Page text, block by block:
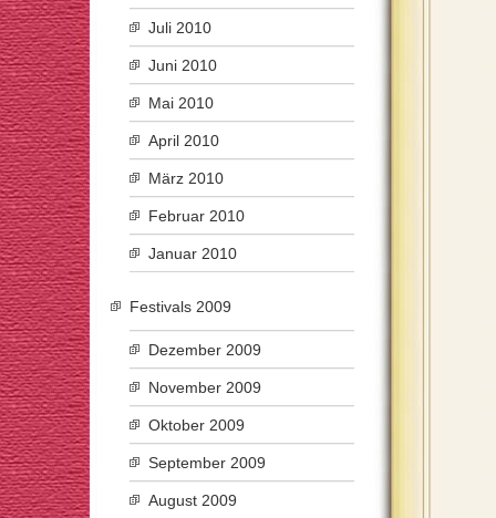
Juli 2010
Juni 2010
Mai 2010
April 2010
März 2010
Februar 2010
Januar 2010
Festivals 2009
Dezember 2009
November 2009
Oktober 2009
September 2009
August 2009